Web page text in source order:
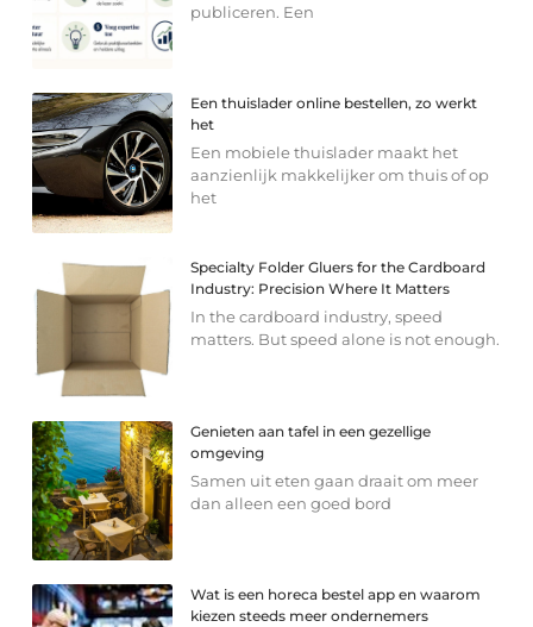
publiceren. Een
Een thuislader online bestellen, zo werkt
het
Een mobiele thuislader maakt het
aanzienlijk makkelijker om thuis of op
het
Specialty Folder Gluers for the Cardboard
Industry: Precision Where It Matters
In the cardboard industry, speed
matters. But speed alone is not enough.
Genieten aan tafel in een gezellige
omgeving
Samen uit eten gaan draait om meer
dan alleen een goed bord
Wat is een horeca bestel app en waarom
kiezen steeds meer ondernemers